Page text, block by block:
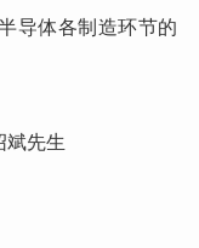
导体各制造环节的
斌先生